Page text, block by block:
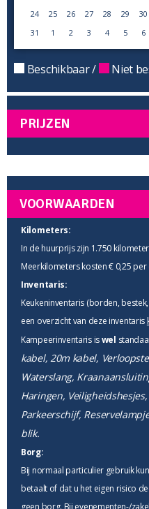
24
25 26 27 28 29
30
31
1 2 3 4 5 6
Beschikbaar / Niet
PRIJZEN
VOORWAARDEN
Kilometers:
In de huurprijs zijn 1.750
Meerkilometers kosten € 0,25
Inventaris:
Keukeninventaris (borden,
een overzicht van deze inventaris
Kampeerinventaris iswel
kabel, 20m kabel,
Waterslang,
Haringen,
Parkeerschijf,
blik.
Borg:
Bij normaal particulier gebruik
betaalt of dat u het eigen risico
geen borg. Bij evenementen-/